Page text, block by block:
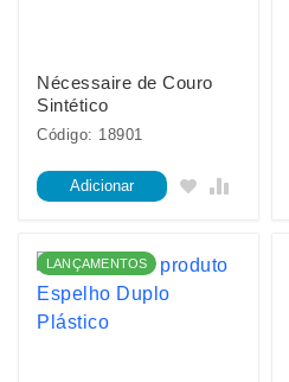
Nécessaire de Couro
Sintético
Código: 18901
Adicionar
LANÇAMENTOS